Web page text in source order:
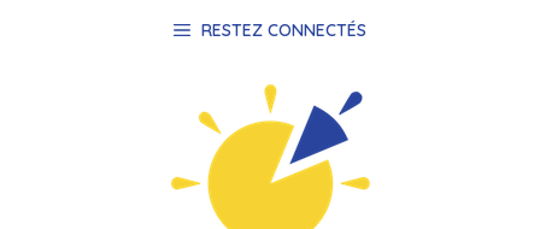
RESTEZ CONNECTÉS